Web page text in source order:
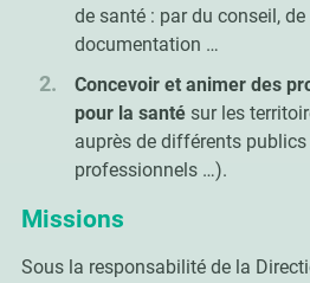
de santé : par du conseil,
documentation …
Concevoir et animer des
pour la santésur les
auprès de différents
professionnels …).
Missions
Sous la responsabilité de la